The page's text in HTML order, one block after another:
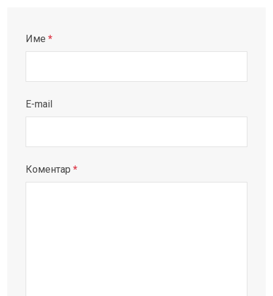
Име *
E-mail
Коментар *